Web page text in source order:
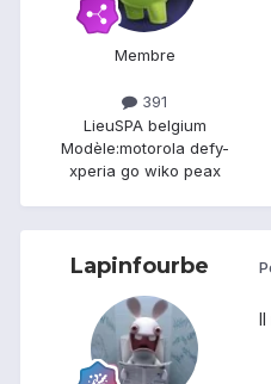
Membre
391
LieuSPA belgium
Modèle:motorola defy-
xperia go wiko peax
Lapinfourbe
Il